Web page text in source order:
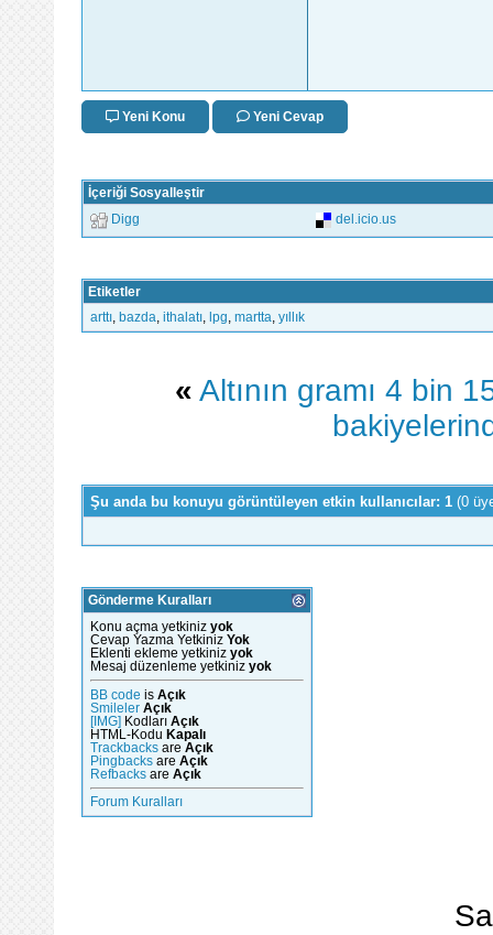
Yeni Konu Yeni Cevap
İçeriği Sosyalleştir
Digg del.icio.us
Etiketler
arttı bazda ithalatı lpg martta yıllık
« Altının gramı 4 bin
Şu anda bu konuyu görüntüleyen etkin kullanıcılar: 1 (0
Gönderme Kuralları
Konu açma yetkiniz yok
Cevap Yazma Yetkiniz Yok
Eklenti ekleme yetkiniz yok
Mesaj düzenleme yetkiniz yok
BB code is Açık
Smileler Açık
[IMG] Kodları Açık
HTML-Kodu Kapalı
Trackbacks are Açık
Pingbacks are Açık
Refbacks are Açık
Forum Kuralları